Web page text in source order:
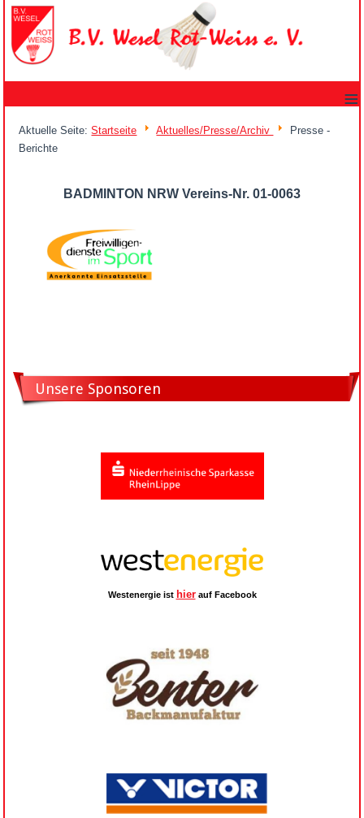
≡
Aktuelle Seite:Startseite Aktuelles/Presse/Archiv
Presse -
Berichte
BADMINTON NRW Vereins-Nr. 01-0063
Unsere Sponsoren
Westenergie ist hierauf Facebook